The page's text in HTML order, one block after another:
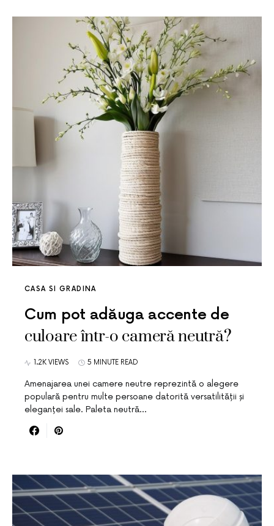
CASA SI GRADINA
Cum pot adăuga accente de
culoare într-o cameră neutră?
1.2K VIEWS 5 MINUTE READ
Amenajarea unei camere neutre reprezintă o alegere
populară pentru multe persoane datorită versatilității și
eleganței sale. Paleta neutră…